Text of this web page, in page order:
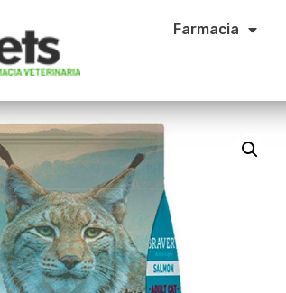
Farmacia